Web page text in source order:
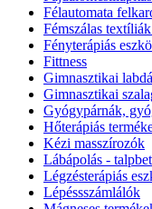
Félautomata
Fémszálas
Fényterápiás
Fittness
Gimnasztikai
Gimnasztikai
Gyógypárnák,
Hőterápiás
Kézi masszírozók
Lábápolás -
Légzésterápiás
Lépéssszámlálók